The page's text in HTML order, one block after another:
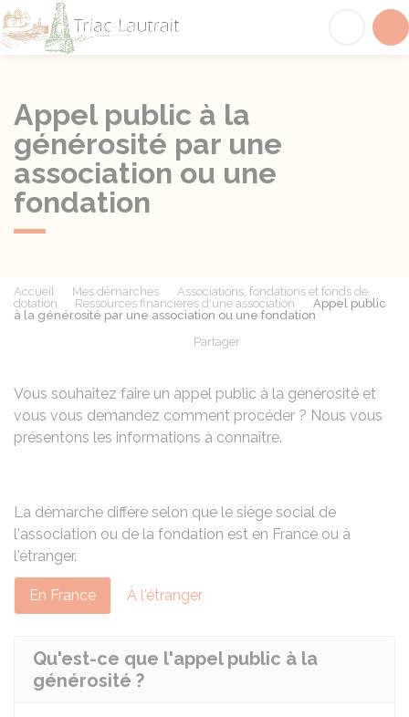
Appel public à la
générosité par une
association ou une
fondation
Accueil Mes démarches
Associations, fondations et fonds de
dotation
Ressources financières d'une association
Appel public
à la générosité par une association ou une fondation
Partager
Vous souhaitez faire un appel public à la générosité et
vous vous demandez comment procéder ? Nous vous
présentons les informations à connaître.
La démarche diffère selon que le siège social de
l'association ou de la fondation est en France ou à
l'étranger.
En France À l'étranger
Qu'est-ce que l'appel public à la
générosité ?